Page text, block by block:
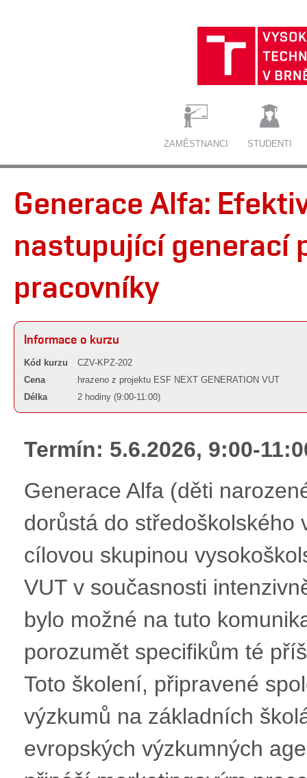
ZAMĚSTNANCI STUDENTI
Generace Alfa:
nastupující generací
pracovníky
Informace o kurzu
Kód kurzu
CZV-KPZ-202
Cena
hrazeno z projektu ESF NEXT GENERATION VUT
Délka
2 hodiny (9:00-11:00)
Termín: 5.6.2026, 9:00-
Generace Alfa (děti
dorůstá do středoškolského
cílovou skupinou
VUT v současnosti
bylo možné na tuto
porozumět specifikům té
Toto školení, připravené
výzkumů na základních
evropských výzkumných